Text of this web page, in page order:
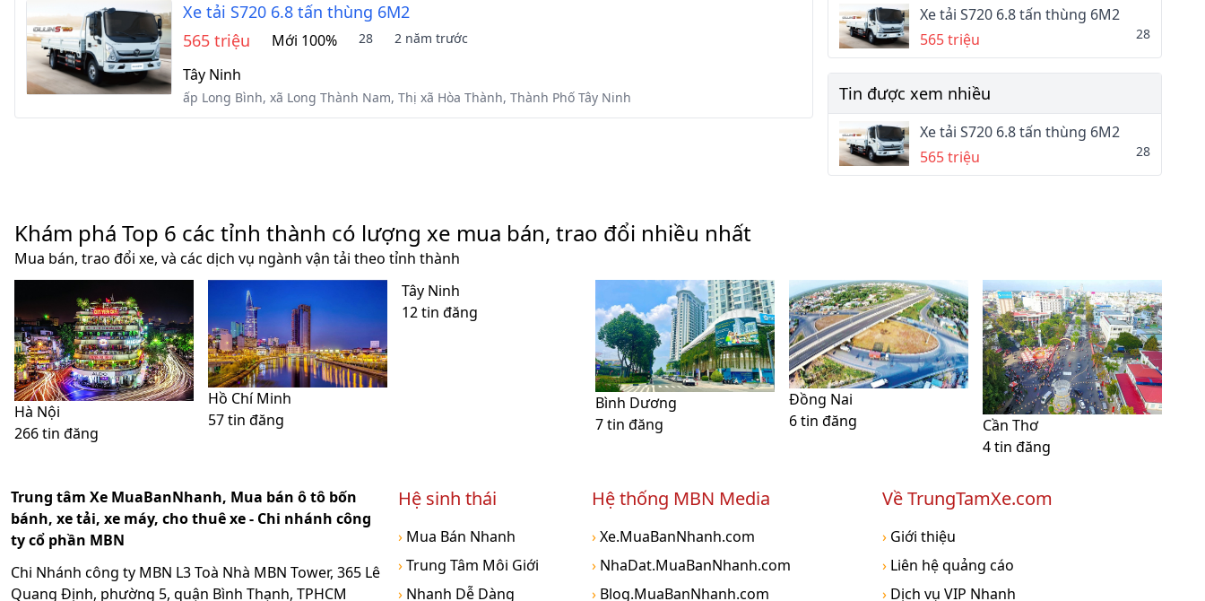
Xe tải S720 6.8 tấn thùng 6M2
565 triệu
Mới 100% 28 2 năm trước
Tây Ninh
ấp Long Bình, xã Long Thành Nam, Thị xã Hòa Thành, Thành Phố Tây Ninh
Xe tải S720 6.8 tấn thùng 6M2
565 triệu
28
Tin được xem nhiều
Xe tải S720 6.8 tấn thùng 6M2
565 triệu
28
Khám phá Top 6 các tỉnh thành có lượng xe mua bán, trao đổi nhiều nhất
Mua bán, trao đổi xe, và các dịch vụ ngành vận tải theo tỉnh thành
Hà Nội
266 tin đăng
Hồ Chí Minh
57 tin đăng
Tây Ninh
12 tin đăng
Bình Dương
7 tin đăng
Đồng Nai
6 tin đăng
Cần Thơ
4 tin đăng
Trung tâm Xe MuaBanNhanh, Mua bán ô tô bốn
bánh, xe tải, xe máy, cho thuê xe - Chi nhánh công
ty cổ phần MBN
Chi Nhánh công ty MBN L3 Toà Nhà MBN Tower, 365 Lê
Quang Định, phường 5, quận Bình Thạnh, TPHCM
Hệ sinh thái
› Mua Bán Nhanh
›Trung Tâm Môi Giới
› Nhanh Dễ Dàng
Hệ thống MBN Media
›Xe.MuaBanNhanh.com
› NhaDat.MuaBanNhanh.com
› Blog.MuaBanNhanh.com
Về TrungTamXe.com
› Giới thiệu
› Liên hệ quảng cáo
› Dịch vụ VIP Nhanh